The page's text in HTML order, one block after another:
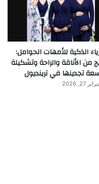
الذكية للأمهات الحوامل:
من الأناقة والراحة وتشكيلة
تجدينها في ترينديول
27, 2026